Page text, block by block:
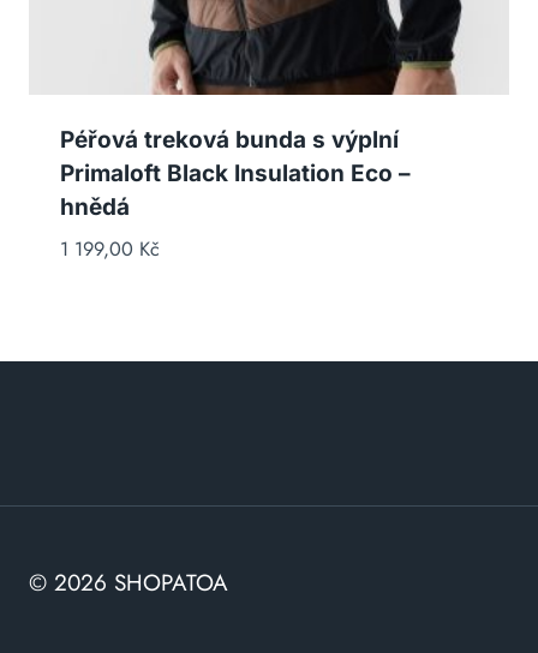
Péřová treková bunda s výplní
Primaloft Black Insulation Eco –
hnědá
1 199,00 Kč
© 2026 SHOPATOA